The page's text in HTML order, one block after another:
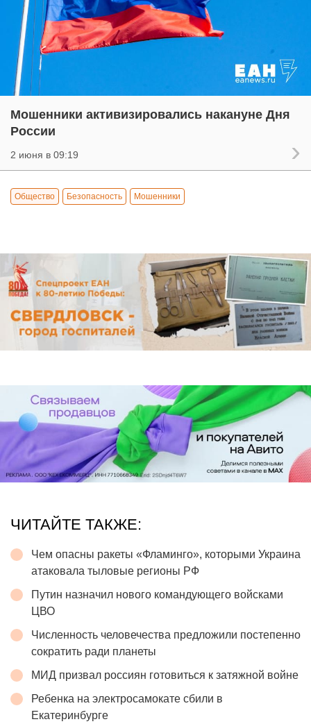
Мошенники активизировались накануне Дня
России
2 июня в 09:19
Общество Безопасность Мошенники
ЧИТАЙТЕ ТАКЖЕ:
Чем опасны ракеты «Фламинго», которыми Украина
атаковала тыловые регионы РФ
Путин назначил нового командующего войсками
ЦВО
Численность человечества предложили постепенно
сократить ради планеты
МИД призвал россиян готовиться к затяжной войне
Ребенка на электросамокате сбили в
Екатеринбурге